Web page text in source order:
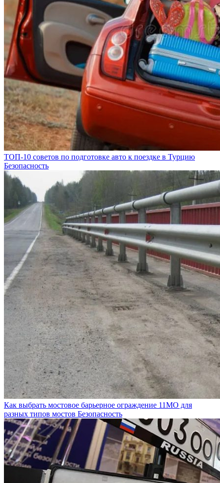
ТОП-10 советов по подготовке авто к поездке в Турцию
Безопасность
Как выбрать мостовое барьерное ограждение 11МО для
разных типов мостов Безопасность